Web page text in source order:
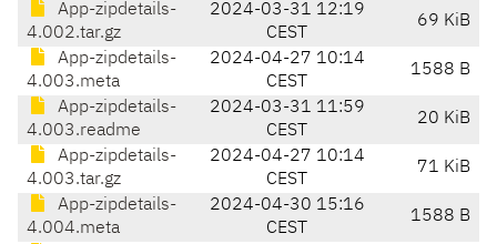
App-zipdetails-
4.002.tar.gz
2024-03-31 12:19
CEST
69 KiB
App-zipdetails-
4.003.meta
2024-04-27 10:14
CEST
1588 B
App-zipdetails-
4.003.readme
2024-03-31 11:59
CEST
20 KiB
App-zipdetails-
4.003.tar.gz
2024-04-27 10:14
CEST
71 KiB
App-zipdetails-
4.004.meta
2024-04-30 15:16
CEST
1588 B